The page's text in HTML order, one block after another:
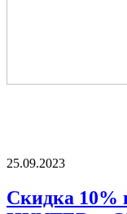
25.09.2023
Скидка 10%